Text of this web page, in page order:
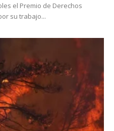
el Premio de Derechos
su trabajo...